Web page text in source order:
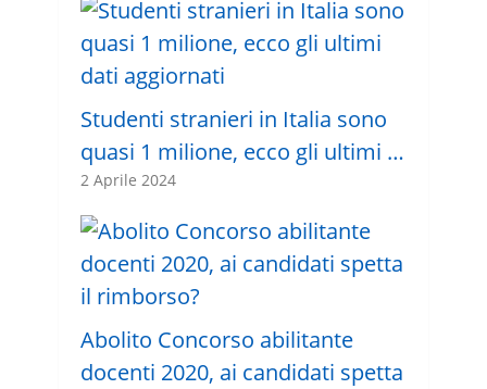
Studenti stranieri in Italia sono
quasi 1 milione, ecco gli ultimi …
2 Aprile 2024
Abolito Concorso abilitante
docenti 2020, ai candidati spetta